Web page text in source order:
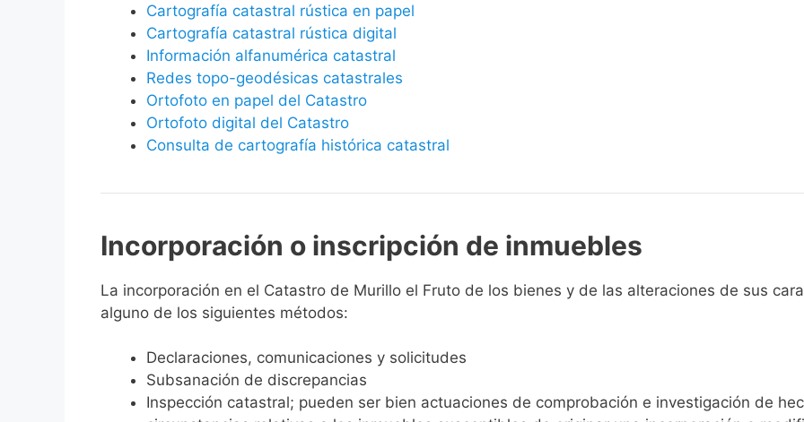
Cartografía catastral rústica en papel
Cartografía catastral rústica digital
Información alfanumérica catastral
Redes topo-geodésicas catastrales
Ortofoto en papel del Catastro
Ortofoto digital del Catastro
Consulta de cartografía histórica catastral
Incorporación o inscripción de inmuebles
La incorporación en el Catastro de Murillo el Fruto de los bienes y de las alteraciones de sus
alguno de los siguientes métodos:
Declaraciones, comunicaciones y solicitudes
Subsanación de discrepancias
Inspección catastral; pueden ser bien actuaciones de comprobación e investigación de